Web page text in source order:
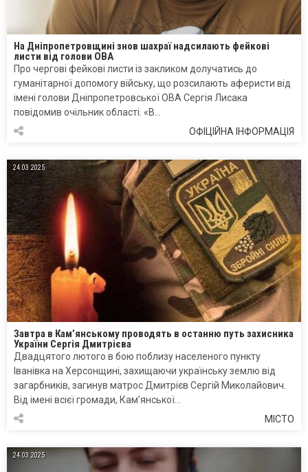
На Дніпропетровщині знов шахраї надсилають фейкові
листи від голови ОВА
Про чергові фейкові листи із закликом долучатись до
гуманітарної допомогу війську, що розсилають аферисти від
імені голови Дніпропетровської ОВА Сергія Лисака
повідомив очільник області. «В…
ОФІЦІЙНА ІНФОРМАЦІЯ
24.03.2025
Завтра в Кам’янському проводять в останню путь захисника
України Сергія Дмитрієва
Двадцятого лютого в бою поблизу населеного пункту
Іванівка на Херсонщині, захищаючи українську землю від
загарбників, загинув матрос Дмитрієв Сергій Миколайович.
Від імені всієї громади, Кам’янської…
МІСТО
24.03.2025